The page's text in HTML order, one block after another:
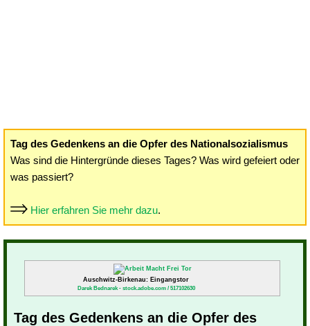
Tag des Gedenkens an die Opfer des Nationalsozialismus
Was sind die Hintergründe dieses Tages? Was wird gefeiert oder
was passiert?
Hier erfahren Sie mehr dazu.
Auschwitz-Birkenau: Eingangstor
Darek Bednarek - stock.adobe.com / 517102630
Tag des Gedenkens an die Opfer des